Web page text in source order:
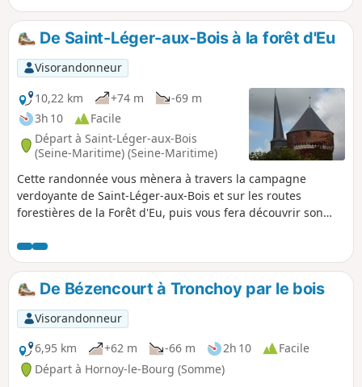
De Saint-Léger-aux-Bois à la forêt d'Eu
Visorandonneur
10,22 km
+74 m
-69 m
3h 10
Facile
Départ à Saint-Léger-aux-Bois
(Seine-Maritime) (Seine-Maritime)
Cette randonnée vous mènera à travers la campagne
verdoyante de Saint-Léger-aux-Bois et sur les routes
forestières de la Forêt d'Eu, puis vous fera découvrir son
l'église Saint-Léger d'Autun au clocher penché.
De Bézencourt à Tronchoy par le bois
Visorandonneur
6,95 km
+62 m -66 m 2h 10
Facile
Départ à Hornoy-le-Bourg (Somme)